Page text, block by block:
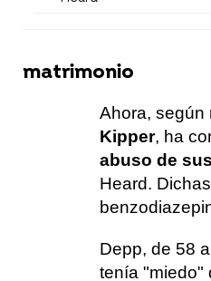
matrimonio
Ahora, según
Kipper, ha
abuso de
Heard.
Depp, de 58
tenía "miedo"